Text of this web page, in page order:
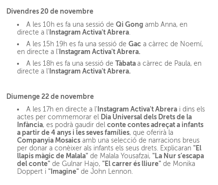
Divendres 20 de novembre
A les 10h es fa una sessió deQi Gong amb Anna, en
directe a l'InstagramActiva't Abrera
A les 15h 19h es fa una sessió deGac a càrrec de Noemí,
en directe a l' Instagram Activa't Abrera.
A les 18h es fa una sessió deTàbataa càrrec de Paula, en
directe a l' Instagram Activa't Abrera.
Diumenge 22 de novembre
A les 17h en directe a l' Instagram Activa't Abrera i dins els
actes per commemorar el Dia Universal dels Drets de la
Infància, es podrà gaudir delconte contes adreçat a infants
a partir de 4 anys i les seves famílies, que oferirà la
Companyia Mosaics amb una selecció de narracions breus
per donar a conèixer als infants els seus drets. Explicaran"El
llapis màgic de Malala" de Malala Yousafzai,"La Nur s’escapa
del conte" de Gulnar Hajo,"El carrer és lliure" de Monika
Doppert i"Imagine" de John Lennon.